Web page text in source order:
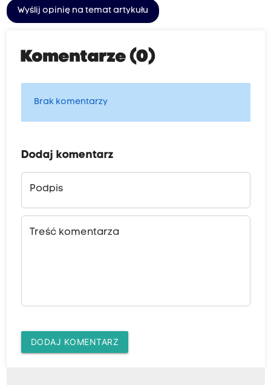
Wyślij opinię na temat artykułu
Komentarze (0)
Brak komentarzy
Dodaj komentarz
Podpis
Treść komentarza
DODAJ KOMENTARZ